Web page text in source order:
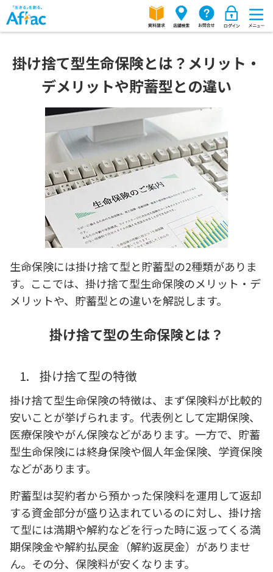
掛け捨て型生命保険とは？メリット・
デメリットや貯蓄型との違い
生命保険には掛け捨て型と貯蓄型の2種類がありま
す。ここでは、掛け捨て型生命保険のメリット・デ
メリットや、貯蓄型との違いを解説します。
掛け捨て型の生命保険とは？
1. 掛け捨て型の特徴
掛け捨て型生命保険の特徴は、まず保険料が比較的
安いことが挙げられます。代表例として定期保険、
医療保険やがん保険などがあります。一方で、貯蓄
型生命保険には終身保険や個人年金保険、学資保険
などがあります。
貯蓄型は契約者から預かった保険料を運用して返却
する資金部分が盛り込まれているのに対し、掛け捨
て型には満期や解約などを行った時に返ってくる満
期保険金や解約払戻金（解約返戻金）がありませ
ん。その分、保険料が安くなります。